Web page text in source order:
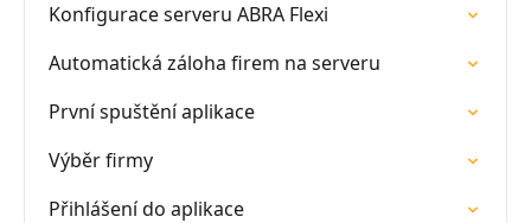
Konfigurace serveru ABRA Flexi
Automatická záloha firem na serveru
První spuštění aplikace
Výběr firmy
Přihlášení do aplikace